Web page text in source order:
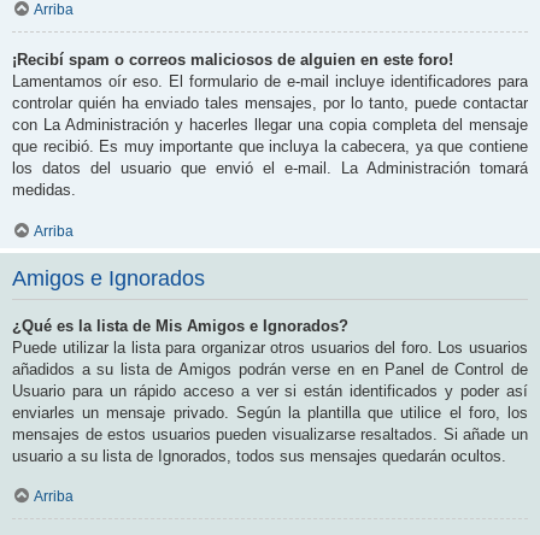
Arriba
¡Recibí spam o correos maliciosos de alguien en este foro!
Lamentamos oír eso. El formulario de e-mail incluye identificadores para
controlar quién ha enviado tales mensajes, por lo tanto, puede contactar
con La Administración y hacerles llegar una copia completa del mensaje
que recibió. Es muy importante que incluya la cabecera, ya que contiene
los datos del usuario que envió el e-mail. La Administración tomará
medidas.
Arriba
Amigos e Ignorados
¿Qué es la lista de Mis Amigos e Ignorados?
Puede utilizar la lista para organizar otros usuarios del foro. Los usuarios
añadidos a su lista de Amigos podrán verse en en Panel de Control de
Usuario para un rápido acceso a ver si están identificados y poder así
enviarles un mensaje privado. Según la plantilla que utilice el foro, los
mensajes de estos usuarios pueden visualizarse resaltados. Si añade un
usuario a su lista de Ignorados, todos sus mensajes quedarán ocultos.
Arriba